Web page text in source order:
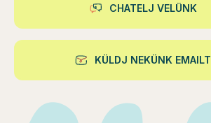
CHATELJ VELÜNK
KÜLDJ NEKÜNK EMAILT